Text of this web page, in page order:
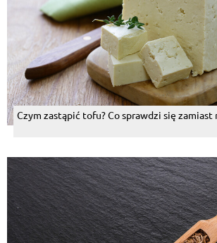
Czym zastąpić tofu? Co sprawdzi się zamiast